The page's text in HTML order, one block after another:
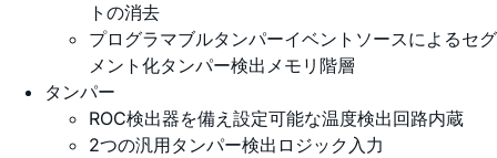
トの消去
プログラマブルタンパーイベントソースによるセグ
メント化タンパー検出メモリ階層
タンパー
ROC検出器を備え設定可能な温度検出回路内蔵
2つの汎用タンパー検出ロジック入力